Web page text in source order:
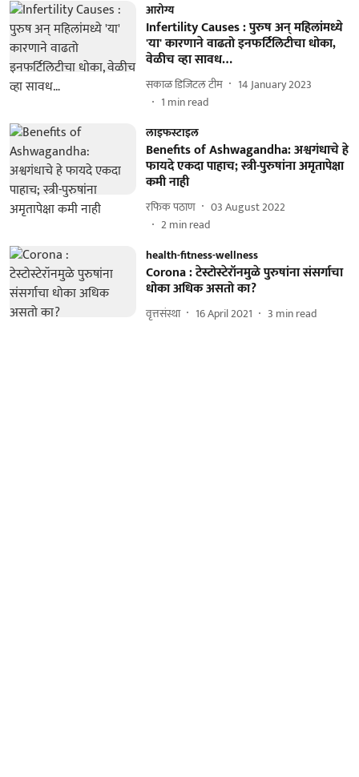
आरोग्य
Infertility Causes : पुरुष अन् महिलांमध्ये
'या' कारणाने वाढतो इनफर्टिलिटीचा धोका,
वेळीच व्हा सावध…
सकाळ डिजिटल टीम
14 January 2023
1 min read
लाइफस्टाइल
Benefits of Ashwagandha: अश्वगंधाचे हे
फायदे एकदा पाहाच; स्त्री-पुरुषांना अमृतापेक्षा
कमी नाही
रफिक पठाण
03 August 2022
2min read
health-fitness-wellness
Corona : टेस्टोस्टेरॉनमुळे पुरुषांना संसर्गाचा
धोका अधिक असतो का?
वृत्तसंस्था 16 April 2021 3 min read